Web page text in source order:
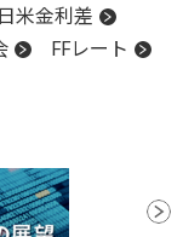
日米金利差
FFレート